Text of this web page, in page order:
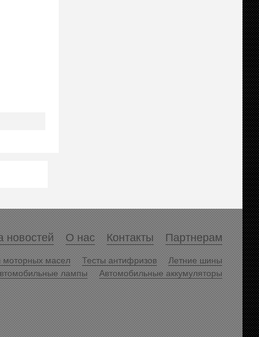
новостей О нас Контакты Партнерам
моторных масел Тесты антифризов
Летние шины
лампы Автомобильные аккумуляторы